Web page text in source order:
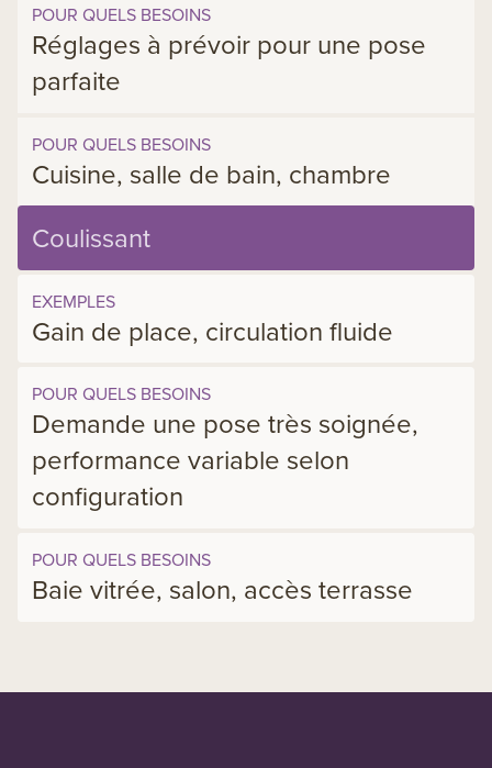
POUR QUELS BESOINS
Réglages à prévoir pour une pose
parfaite
POUR QUELS BESOINS
Cuisine, salle de bain, chambre
Coulissant
EXEMPLES
Gain de place, circulation fluide
POUR QUELS BESOINS
Demande une pose très soignée,
performance variable selon
configuration
POUR QUELS BESOINS
Baie vitrée, salon, accès terrasse